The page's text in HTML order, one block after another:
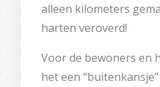
alleen kilometers
harten veroverd!
Voor de bewoners en
het een